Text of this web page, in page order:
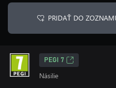
PRIDAŤ DO
PEGI 7
Násilie